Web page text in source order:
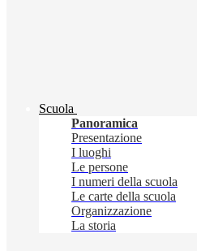
Scuola
Panoramica
Presentazione
I luoghi
Le persone
I numeri della scuola
Le carte della scuola
Organizzazione
La storia